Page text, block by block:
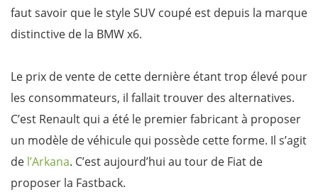
faut savoir que le style SUV coupé est depuis la marque
distinctive de la BMW x6.
Le prix de vente de cette dernière étant trop élevé pour
les consommateurs, il fallait trouver des alternatives.
C’est Renault qui a été le premier fabricant à proposer
un modèle de véhicule qui possède cette forme. Il s’agit
de l’Arkana. C’est aujourd’hui au tour de Fiat de
proposer la Fastback.